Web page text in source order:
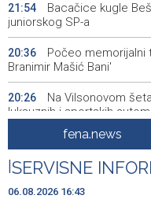
21:54
Bacačice kugle
juniorskog SP-a
20:36
Počeo memorijalni
Branimir Mašić Bani'
20:26
Na Vilsonovom
luksuznih i sportskih
Announcement of
19:55
Drugi Festival bakri
Livna
fena.news
SERVISNE
06.08.2026 16:43